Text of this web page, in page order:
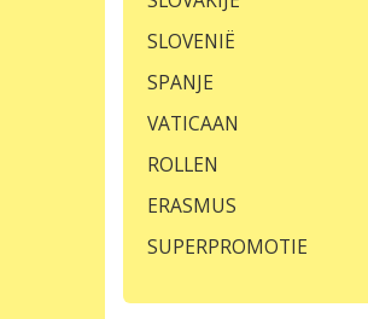
SLOVENIË
SPANJE
VATICAAN
ROLLEN
ERASMUS
SUPERPROMOTIE